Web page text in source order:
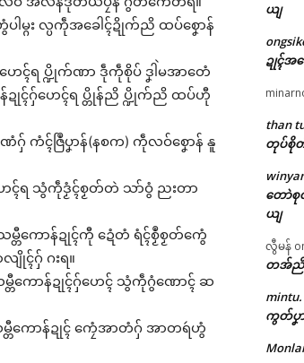
ဌာန်ပရိုၚ်ဗၠးၜးမန်
ဂး လ္ပကဵုအခေါၚ်ဍိုက်ညိ ထပ်စၞောန်
ၚ်ရ ပ္ဍိုက်ဏာ ဒဵုကဵုစိုပ် ဒၞါဲမအာတေံ
ဍုၚ်ဂှ်ဟေၚ်ရ ပ္တိုန်ညိ ပ္ဍိုက်ညိ ထပ်ဟီု
ကံၚ်ဇြဳပၞာန်(နစက) ကဵုလဝ်စၞောန် နူ
ေၚ်ရ သွံကဵုဒၟံၚ်စၟတ်တဲ သာ်ဝွံ ညးတာ
တီကောန်ဍုၚ်ကီု ဍေံတံ ရံၚ်စၟဳစၟတ်ကွေံ
ၚ်ဂှ် ဂးရ။
ကောန်ဍုၚ်ဂှ်ဟေၚ် သွံကဵုဂွံဏောၚ် ဆ
တီကောန်ဍုၚ် ကၠေံအာတံဂှ် အာတရဴဟွံ
ယျ
ဍုၚ်အ
than
တုပ်စို
တောဲ
ယျ
လွီမန်
တအ်ညိ
ကွတ်ပၞာ